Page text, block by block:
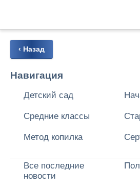
‹ Назад
Навигация
Детский сад
Средние классы
Метод копилка
Все последние
новости